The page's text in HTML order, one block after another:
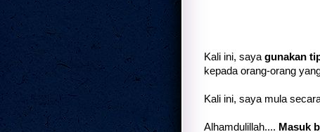
Kali ini, saya gunakan
kepada orang-orang
Kali ini, saya mula
Alhamdulillah.... Masuk